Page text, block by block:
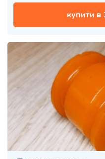
купити в